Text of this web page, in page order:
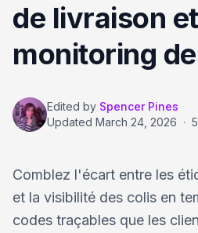
de livraison
monitoring
Edited by Spencer Pines
Updated March 24, 2026 ·
Comblez l'écart entre les
et la visibilité des colis en
codes traçables que les